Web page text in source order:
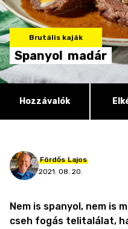
Brutális kaják
Spanyol madár
Hozzávalók
Fördős Lajos
2021. 08. 20.
Nem is spanyol, nem is
cseh fogás telitalálat,